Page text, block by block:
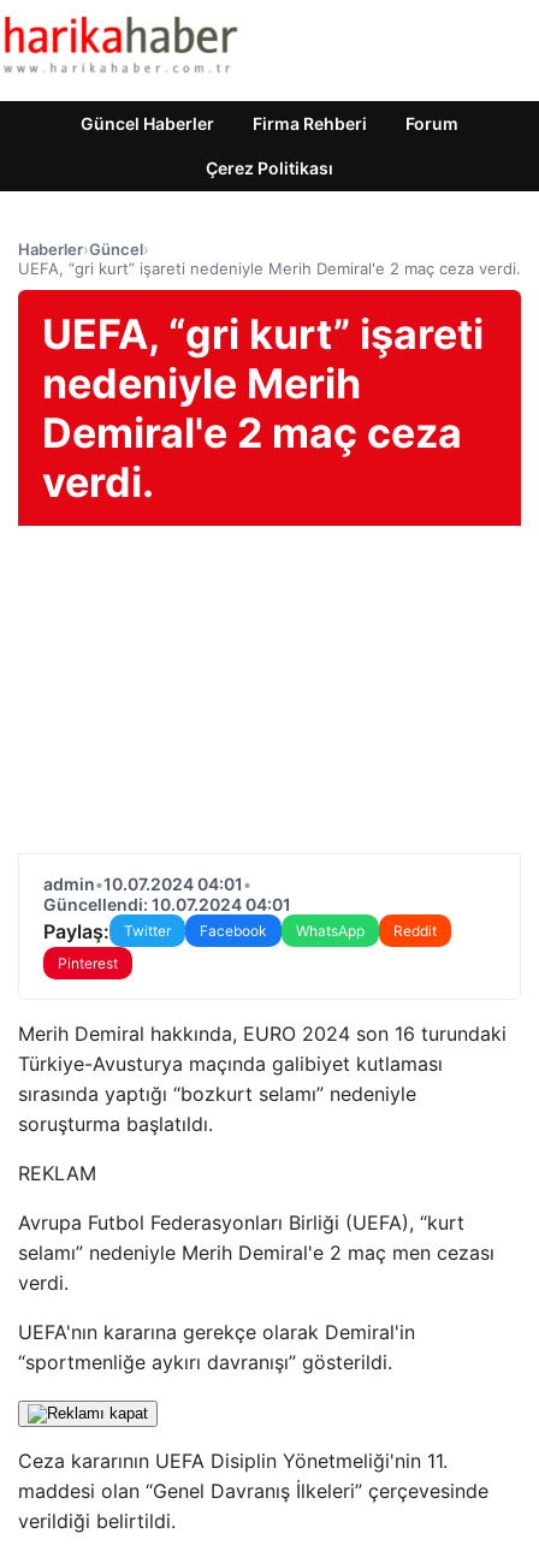
Güncel Haberler Firma Rehberi Forum
Çerez Politikası
Haberler›Güncel›
UEFA, “gri kurt” işareti nedeniyle Merih Demiral'e 2 maç ceza verdi.
UEFA, “gri kurt” işareti
nedeniyle Merih
Demiral'e 2 maç ceza
verdi.
admin•10.07.2024 04:01•
Güncellendi: 10.07.2024 04:01
Paylaş: Twitter Facebook WhatsApp
Reddit
Pinterest
Merih Demiral hakkında, EURO 2024 son 16 turundaki
Türkiye-Avusturya maçında galibiyet kutlaması
sırasında yaptığı “bozkurt selamı” nedeniyle
soruşturma başlatıldı.
REKLAM
Avrupa Futbol Federasyonları Birliği (UEFA), “kurt
selamı” nedeniyle Merih Demiral'e 2 maç men cezası
verdi.
UEFA'nın kararına gerekçe olarak Demiral'in
“sportmenliğe aykırı davranışı” gösterildi.
Ceza kararının UEFA Disiplin Yönetmeliği'nin 11.
maddesi olan “Genel Davranış İlkeleri” çerçevesinde
verildiği belirtildi.